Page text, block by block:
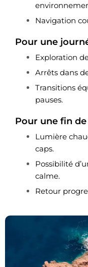
Navigation
Pour une
Exploration
Arrêts dans
Transitions
pauses.
Pour une fin
Lumière
caps.
Possibilité
calme.
Retour